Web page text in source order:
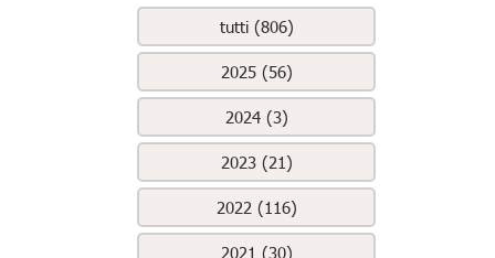
tutti (806)
2025 (56)
2024 (3)
2023 (21)
2022 (116)
2021 (30)